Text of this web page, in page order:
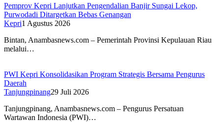
Pemprov Kepri Lanjutkan Pengendalian Banjir Sungai Lekop,
Purwodadi Ditargetkan Bebas Genangan
Kepri1 Agustus 2026
Bintan, Anambasnews.com – Pemerintah Provinsi Kepulauan Riau
melalui…
PWI Kepri Konsolidasikan Program Strategis Bersama Pengurus
Daerah
Tanjungpinang29 Juli 2026
Tanjungpinang, Anambasnews.com – Pengurus Persatuan
Wartawan Indonesia (PWI)…